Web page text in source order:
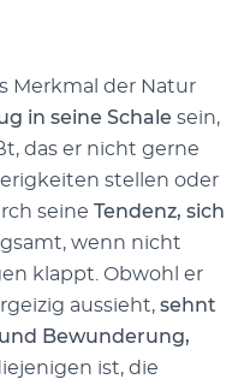
Merkmal der Natur
in seine Schale sein,
das er nicht gerne
stellen oder
seine Tendenz, sich
wenn nicht
klappt. Obwohl er
aussieht, sehnt
Bewunderung,
ist, die